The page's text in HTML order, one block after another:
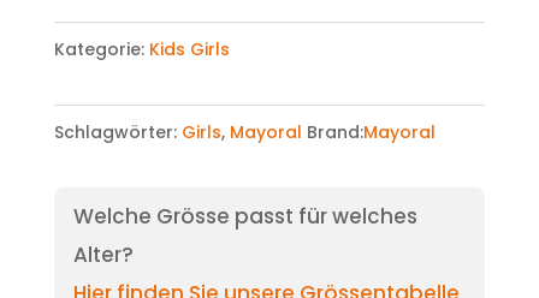
Kategorie: Kids Girls
Schlagwörter: Girls, Mayoral Brand:Mayoral
Welche Grösse passt für welches
Alter?